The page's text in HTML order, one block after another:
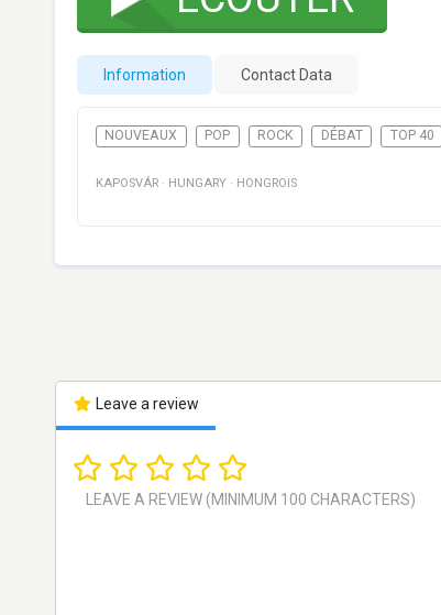
Information Contact Data
NOUVEAUX POP ROCK DÉBAT TOP 40
KAPOSVÁR · HUNGARY · HONGROIS
Leave a review